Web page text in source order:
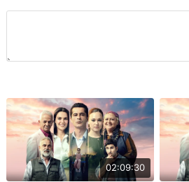
02:09:30